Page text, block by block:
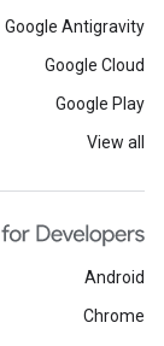
Google Antigravity
Google Cloud
Google Play
View all
Android
Chrome